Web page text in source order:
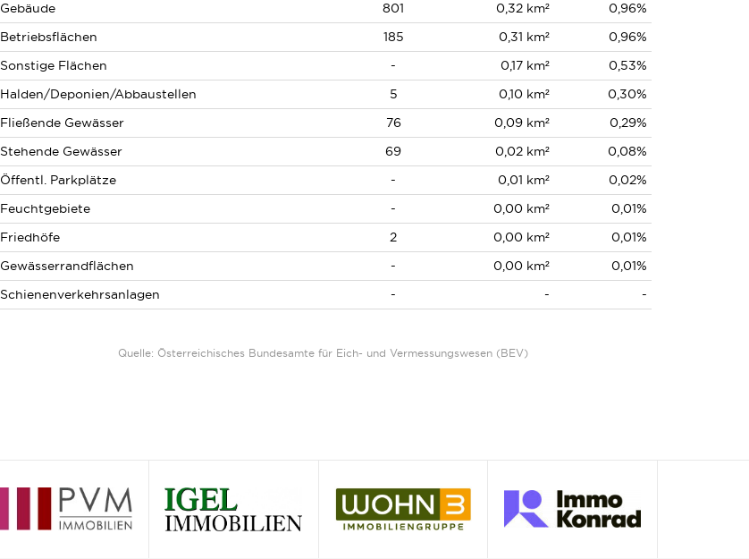
Gebäude
801 0,32 km²
0,96%
Betriebsflächen
185 0,31 km²
0,96%
Sonstige Flächen
- 0,17 km²
0,53%
Halden/Deponien/Abbaustellen
5 0,10 km²
0,30%
Fließende Gewässer
76 0,09 km²
0,29%
Stehende Gewässer
69 0,02 km²
0,08%
Öffentl. Parkplätze
- 0,01 km²
0,02%
Feuchtgebiete
- 0,00 km²
0,01%
Friedhöfe
2 0,00 km²
0,01%
Gewässerrandflächen
- 0,00 km²
0,01%
Schienenverkehrsanlagen
- - -
Quelle: Österreichisches Bundesamte für Eich- und Vermessungswesen (BEV)